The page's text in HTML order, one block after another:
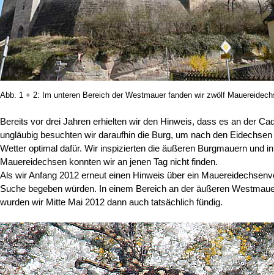
Abb. 1 + 2: Im unteren Bereich der Westmauer fanden wir zwölf
Bereits vor drei Jahren erhielten wir den Hinweis, dass es an der
ungläubig besuchten wir daraufhin die Burg, um nach den
Wetter optimal dafür. Wir inspizierten die äußeren Burgmauern und
Mauereidechsen konnten wir an jenen Tag nicht finden.
Als wir Anfang 2012 erneut einen Hinweis über ein
Suche begeben würden. In einem Bereich an der äußeren
wurden wir Mitte Mai 2012 dann auch tatsächlich fündig.